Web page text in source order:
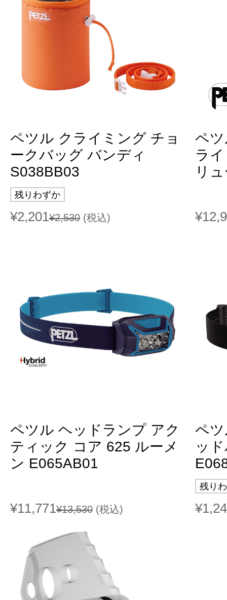
ペツル クライミング チョ
ークバッグ バンディ
S038BB03
残りわずか
¥2,201¥2,530 (税込)
ペ
ラ
リ
ペツル ヘッドランプ アク
ティック コア 625 ルーメ
ン E065AB01
¥11,771¥13,530 (税込)
ペ
ッ
残り